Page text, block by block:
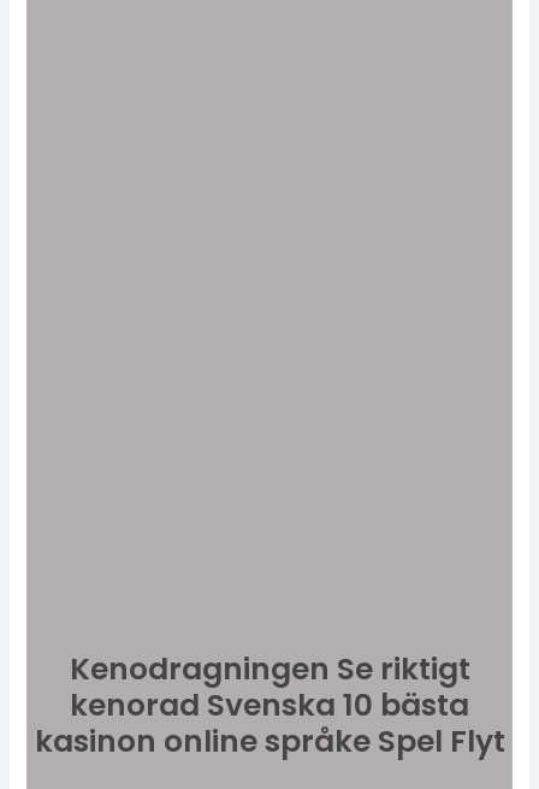
Kenodragningen Se riktigt
kenorad Svenska 10 bästa
kasinon online språke Spel Flyt